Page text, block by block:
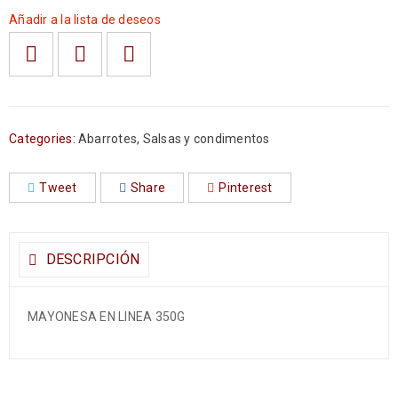
Añadir a la lista de deseos
Categories: Abarrotes, Salsas y condimentos
Tweet Share Pinterest
DESCRIPCIÓN
MAYONESA EN LINEA 350G